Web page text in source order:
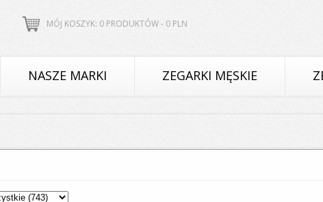
MÓJ KOSZYK: 0 PRODUKTÓW - 0 PLN
NASZE MARKI ZEGARKI MĘSKIE